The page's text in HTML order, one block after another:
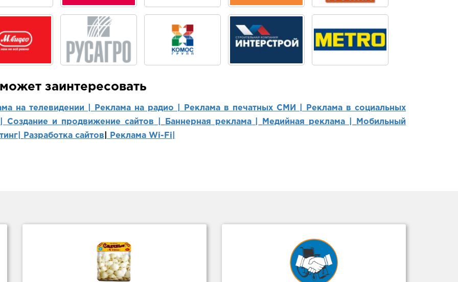
заинтересовать
на телевидении | Реклама на радио | Реклама в печатных СМИ |
Реклама в социальных
| Создание и продвижение сайтов
Баннерная реклама | Медийная реклама |
Мобильный
| Разработка сайтов Реклама Wi-Fi|